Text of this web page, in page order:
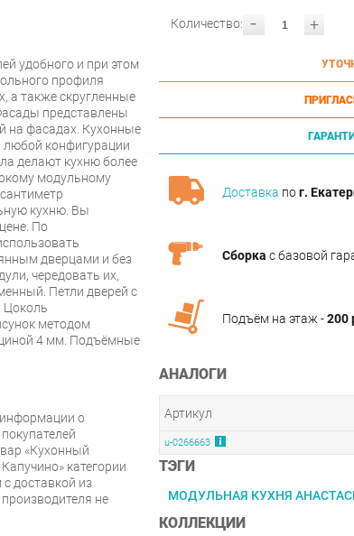
- +
Количество:
Доставка пог.
Сборка с базовой
Подъём на этаж -200
АНАЛОГИ
Артикул
u-0266663
ТЭГИ
МОДУЛЬНАЯ КУХНЯ
КОЛЛЕКЦИИ
удобного и при этом
профиля
а также скругленные
представлены
на фасадах. Кухонные
любой конфигурации
делают кухню более
модульному
кухню. Вы
По
дверцами и без
чередовать их,
Петли дверей с
Цоколь
методом
4 мм. Подъёмные
о
«Кухонный
категории
доставкой из
не